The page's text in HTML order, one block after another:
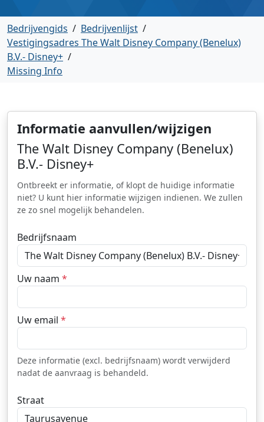
Bedrijvengids / Bedrijvenlijst /
Vestigingsadres The Walt Disney Company (Benelux)
B.V.- Disney+ /
Missing Info
Informatie aanvullen/wijzigen
The Walt Disney Company (Benelux)
B.V.- Disney+
Ontbreekt er informatie, of klopt de huidige informatie
niet? U kunt hier informatie wijzigen indienen. We zullen
ze zo snel mogelijk behandelen.
Bedrijfsnaam
Uw naam *
Uw email *
Deze informatie (excl. bedrijfsnaam) wordt verwijderd
nadat de aanvraag is behandeld.
Straat